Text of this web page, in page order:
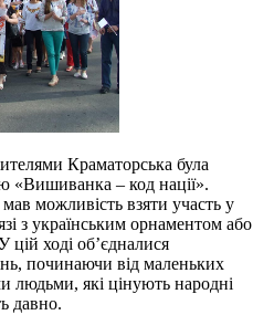
Краматорська була
«Вишиванка – код нації».
мав можливість взяти участь у
з українським орнаментом або
ході об’єдналися
починаючи від маленьких
людьми, які цінують народні
давно.